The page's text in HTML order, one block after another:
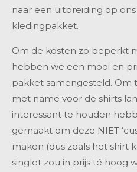
naar een uitbreiding op
kledingpakket.
Om de kosten zo beperkt
hebben we een mooi en
pakket samengesteld. Om
met name voor de shirts
interessant te houden
gemaakt om deze NIET ‘
maken (dus zoals het shirt
singlet zou in prijs té hoog